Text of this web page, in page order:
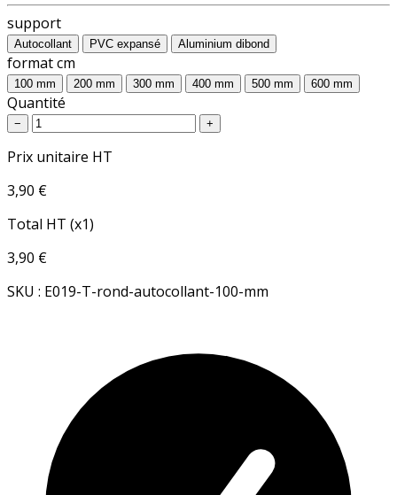
support
Autocollant PVC expansé Aluminium dibond
format cm
100 mm 200 mm 300 mm 400 mm 500 mm 600 mm
Quantité
− +
Prix unitaire HT
3,90 €
Total HT (x1)
3,90 €
SKU : E019-T-rond-autocollant-100-mm